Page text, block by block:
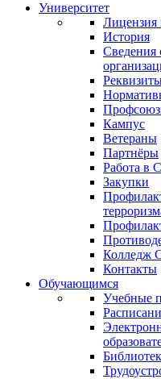
Университет
Лицензия
История
Сведения
Кампус
Ветераны
Партнёры
Работа в
Закупки
Колледж
Контакты
Обучающимся
Учебные